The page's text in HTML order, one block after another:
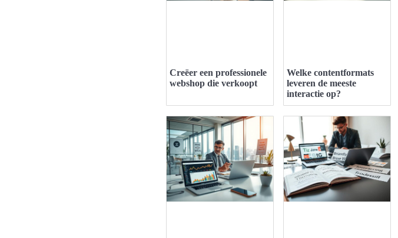
Creëer een professionele
webshop die verkoopt
Welke contentformats
leveren de meeste
interactie op?